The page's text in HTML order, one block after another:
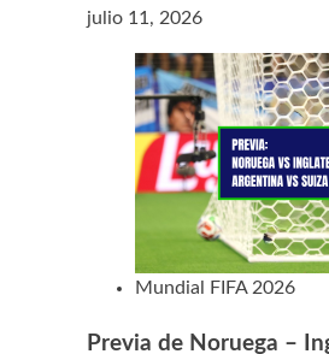
julio 11, 2026
Mundial FIFA 2026
Previa de Noruega –